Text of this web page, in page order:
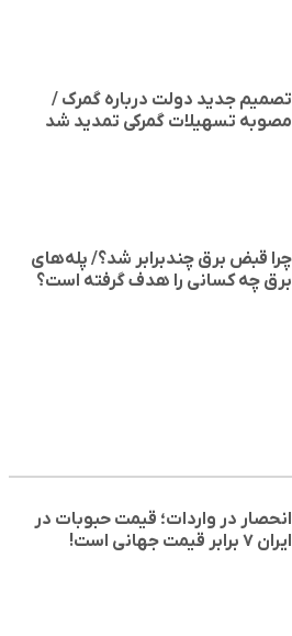
تصمیم جدید دولت درباره گمرک /
مصوبه تسهیلات گمرکی تمدید شد
چرا قبض برق چندبرابر شد؟/ پله‌های
برق چه کسانی را هدف گرفته است؟
انحصار در واردات؛ قیمت حبوبات در
ایران ۷ برابر قیمت جهانی است!